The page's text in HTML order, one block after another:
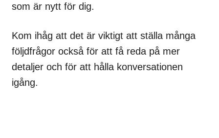
som är nytt för dig.
Kom ihåg att det är viktigt att ställa många
följdfrågor också för att få reda på mer
detaljer och för att hålla konversationen
igång.